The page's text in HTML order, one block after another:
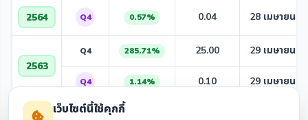
2564 Q4 0.57% 0.04 28 เมษายน
2563
Q4 285.71% 25.00 29 เมษายน
Q4 1.14% 0.10 29 เมษายน
เว็บไซต์นี้ใช้คุกกี้